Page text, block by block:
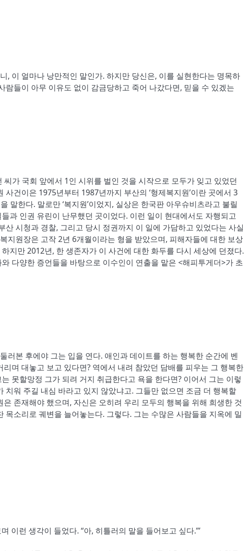
이 얼마나 낭만적인 말인가. 하지만 당신은, 이를 실현한다는 명목하
들이 아무 이유도 없이 감금당하고 죽어 나갔다면, 믿을 수 있겠는
가 국회 앞에서 1인 시위를 벌인 것을 시작으로 모두가 잊고 있었던
건이은 1975년부터 1987년까지 부산의 ‘형제복지원’이란 곳에서 3
말한다. 말로만 ‘복지원’이었지, 실상은 한국판 아우슈비츠라고 불릴
과 인권 유린이 난무했던 곳이었다. 이런 일이 현대에서도 자행되고
시청과 경찰, 그리고 당시 정권까지 이 일에 가담하고 있었다는 사실
지원장은 고작 2년 6개월이라는 형을 받았으며, 피해자들에 대한 보상
지만 2012년, 한 생존자가 이 사건에 대한 화두를 다시 세상에 던졌다.
다양한 증언들을 바탕으로 이수인이 연출을 맡은 <해피투게더>가 초
러본 후에야 그는 입을 연다. 애인과 데이트를 하는 행복한 순간에 벤
며 대놓고 보고 있다면? 역에서 내려 참았던 담배를 피우는 그 행복한
못할망정 그가 되려 거지 취급한다고 욕을 한다면? 이어서 그는 이렇
워 주길 내심 바라고 있지 않았냐고. 그들만 없으면 조금 더 행복할
존재해야 했으며, 자신은 오히려 우리 모두의 행복을 위해 희생한 것
소리로 궤변을 늘어놓는다. 그렇다. 그는 수많은 사람들을 지옥에 밀
이런 생각이 들었다. “아, 히틀러의 말을 들어보고 싶다.”’